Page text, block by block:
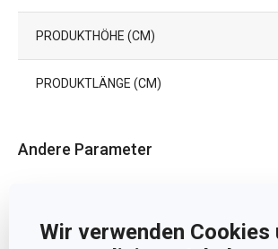
Wir verwenden Cookies
PRODUKTHÖHE (CM)
PRODUKTLÄNGE (CM)
Andere Parameter